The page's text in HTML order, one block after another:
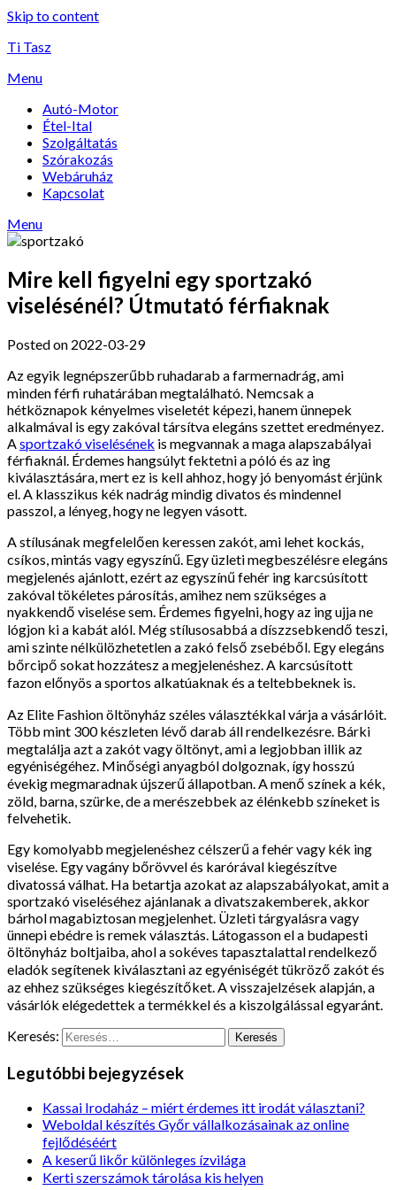
Skip to content
Ti Tasz
Menu
Autó-Motor
Étel-Ital
Szolgáltatás
Szórakozás
Webáruház
Kapcsolat
Menu
Mire kell figyelni egy sportzakó
viselésénél? Útmutató férfiaknak
Posted on 2022-03-29
Az egyik legnépszerűbb ruhadarab a farmernadrág, ami
minden férfi ruhatárában megtalálható. Nemcsak a
hétköznapok kényelmes viseletét képezi, hanem ünnepek
alkalmával is egy zakóval társítva elegáns szettet eredményez.
Asportzakó viselésének is megvannak a maga alapszabályai
férfiaknál. Érdemes hangsúlyt fektetni a póló és az ing
kiválasztására, mert ez is kell ahhoz, hogy jó benyomást érjünk
el. A klasszikus kék nadrág mindig divatos és mindennel
passzol, a lényeg, hogy ne legyen vásott.
A stílusának megfelelően keressen zakót, ami lehet kockás,
csíkos, mintás vagy egyszínű. Egy üzleti megbeszélésre elegáns
megjelenés ajánlott, ezért az egyszínű fehér ing karcsúsított
zakóval tökéletes párosítás, amihez nem szükséges a
nyakkendő viselése sem. Érdemes figyelni, hogy az ing ujja ne
lógjon ki a kabát alól. Még stílusosabbá a díszzsebkendő teszi,
ami szinte nélkülözhetetlen a zakó felső zsebéből. Egy elegáns
bőrcipő sokat hozzátesz a megjelenéshez. A karcsúsított
fazon előnyös a sportos alkatúaknak és a teltebbeknek is.
Az Elite Fashion öltönyház széles választékkal várja a vásárlóit.
Több mint 300 készleten lévő darab áll rendelkezésre. Bárki
megtalálja azt a zakót vagy öltönyt, ami a legjobban illik az
egyéniségéhez. Minőségi anyagból dolgoznak, így hosszú
évekig megmaradnak újszerű állapotban. A menő színek a kék,
zöld, barna, szürke, de a merészebbek az élénkebb színeket is
felvehetik.
Egy komolyabb megjelenéshez célszerű a fehér vagy kék ing
viselése. Egy vagány bőrövvel és karórával kiegészítve
divatossá válhat. Ha betartja azokat az alapszabályokat, amit a
sportzakó viseléséhez ajánlanak a divatszakemberek, akkor
bárhol magabiztosan megjelenhet. Üzleti tárgyalásra vagy
ünnepi ebédre is remek választás. Látogasson el a budapesti
öltönyház boltjaiba, ahol a sokéves tapasztalattal rendelkező
eladók segítenek kiválasztani az egyéniségét tükröző zakót és
az ehhez szükséges kiegészítőket. A visszajelzések alapján, a
vásárlók elégedettek a termékkel és a kiszolgálással egyaránt.
Keresés:
Legutóbbi bejegyzések
Kassai Irodaház – miért érdemes itt irodát választani?
Weboldal készítés Győr vállalkozásainak az online
fejlődéséért
A keserű likőr különleges ízvilága
Kerti szerszámok tárolása kis helyen